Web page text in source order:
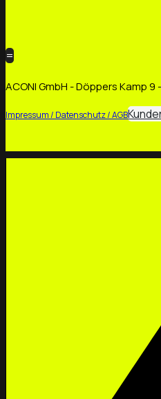
=
ACONI GmbH - Döppers Kamp
Impressum / Datenschutz / AGB